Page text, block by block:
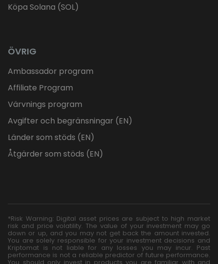
Köpa Solana (SOL)
ÖVRIG
Ambassador program
Affiliate Program
Värvnings program
Avgifter och begränsningar (EN)
Länder som stöds (EN)
Åtgärder som stöds (EN)
*Risk Warning: Digital asset prices are subject to high market
risk and price volatility. The value of your investment may go
down or up, and you may not get back the amount invested.
You are solely responsible for your investment decisions and
Kriptomat is not liable for any losses you may incur. Past
performance is not a reliable predictor of future performance.